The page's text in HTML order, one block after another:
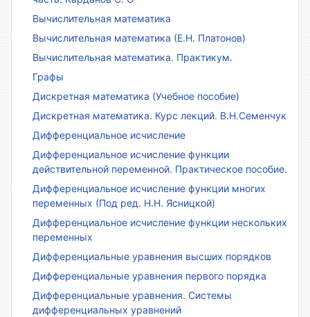
Вычислительная математика
Вычислительная математика (Е.Н. Платонов)
Вычислительная математика. Практикум.
Графы
Дискретная математика (Учебное пособие)
Дискретная математика. Курс лекций. В.Н.Семенчук
Дифференциальное исчисление
Дифференциальное исчисление функции
действительной переменной. Практическое пособие.
Дифференциальное исчисление функции многих
переменных (Под ред. Н.Н. Ясницкой)
Дифференциальное исчисление функции нескольких
переменных
Дифференциальные уравнения высших порядков
Дифференциальные уравнения первого порядка
Дифференциальные уравнения. Системы
дифференциальных уравнений